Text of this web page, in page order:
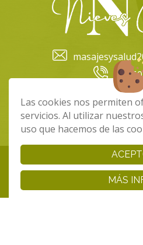
Las cookies nos permiten
servicios. Al utilizar
uso que hacemos de las
MÁS
679
Cookies|Aviso Legal |
Copyright 2024 - Nieves Cubas
Página realizada por